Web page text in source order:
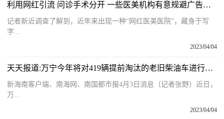
利用网红引流 问诊手术分开 一些医美机构有意规避广告监管做大营销
记者新近调查了解到，近年来出现一种“网红医美医院”，藏身于写
字...
2023/04/04
天天报道:万宁今年将对419辆提前淘汰的老旧柴油车进行补贴 领取指南请收好
新海南客户端、南海网、南国都市报4月3日消息（记者张野）近日，
万...
2023/04/04